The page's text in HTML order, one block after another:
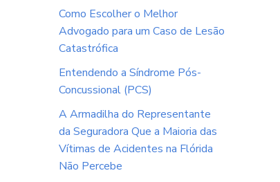
Como Escolher o Melhor
Advogado para um Caso de Lesão
Catastrófica
Entendendo a Síndrome Pós-
Concussional (PCS)
A Armadilha do Representante
da Seguradora Que a Maioria das
Vítimas de Acidentes na Flórida
Não Percebe